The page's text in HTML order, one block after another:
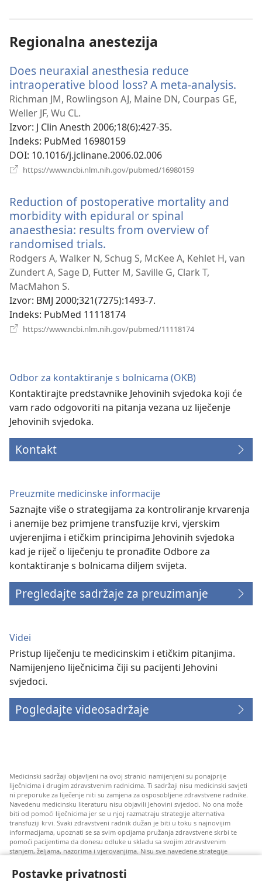
Postavke privatnosti
Regionalna anestezija
Does neuraxial anesthesia reduce
intraoperative blood loss? A meta-analysis.
Richman JM, Rowlingson AJ, Maine DN, Courpas GE,
Weller JF, Wu CL.
Izvor‎: J Clin Anesth 2006;18(6):427-35.
Indeks‎: PubMed 16980159
DOI‎: 10.1016/j.jclinane.2006.02.006
https://www.ncbi.nlm.nih.gov/pubmed/16980159
prozor)
Reduction of postoperative mortality and
morbidity with epidural or spinal
anaesthesia: results from overview of
randomised trials.
se
novi
Rodgers A, Walker N, Schug S, McKee A, Kehlet H, van
Zundert A, Sage D, Futter M, Saville G, Clark T,
MacMahon S.
Izvor‎: BMJ 2000;321(7275):1493-7.
Indeks‎: PubMed 11118174
https://www.ncbi.nlm.nih.gov/pubmed/11118174
Odbor za kontaktiranje s bolnicama (OKB)
Kontaktirajte predstavnike Jehovinih svjedoka koji će
vam rado odgovoriti na pitanja vezana uz liječenje
Jehovinih svjedoka.
Kontakt
Preuzmite medicinske informacije
Saznajte više o strategijama za kontroliranje krvarenja
i anemije bez primjene transfuzije krvi, vjerskim
uvjerenjima i etičkim principima Jehovinih svjedoka
kad je riječ o liječenju te pronađite Odbore za
kontaktiranje s bolnicama diljem svijeta.
Pregledajte sadržaje za preuzimanje
Videi
Pristup liječenju te medicinskim i etičkim pitanjima.
Namijenjeno liječnicima čiji su pacijenti Jehovini
svjedoci.
Pogledajte videosadržaje
Medicinski sadržaji objavljeni na ovoj stranici namijenjeni su ponajprije
liječnicima i drugim zdravstvenim radnicima. Ti sadržaji nisu medicinski savjeti
ni preporuke za liječenje niti su zamjena za osposobljene zdravstvene radnike.
Navedenu medicinsku literaturu nisu objavili Jehovini svjedoci. No ona može
biti od pomoći liječnicima jer se u njoj razmatraju strategije alternativa
transfuziji krvi. Svaki zdravstveni radnik dužan je biti u toku s najnovijim
informacijama, upoznati se sa svim opcijama pružanja zdravstvene skrbi te
pomoći pacijentima da donesu odluke u skladu sa svojim zdravstvenim
stanjem, željama, nazorima i vjerovanjima. Nisu sve navedene strategije
Napomena pacijentima: Ako trebate savjet oko svog zdravstvenog stanja i